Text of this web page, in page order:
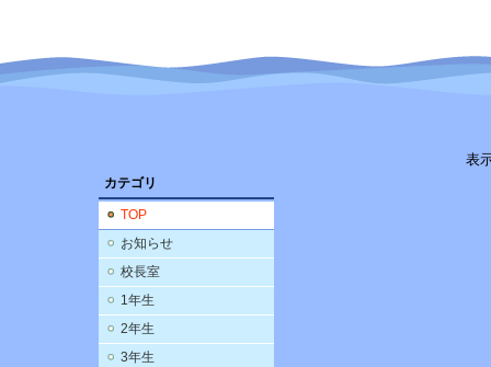
カテゴリ
TOP
お知らせ
校長室
1年生
2年生
3年生
表